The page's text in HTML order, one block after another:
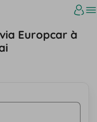
Europcar à